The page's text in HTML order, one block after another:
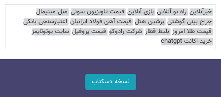
خبرآنلاین راه نو آنلاین بازی آنلاین قیمت تلویزیون سونی مبل مینیمال
جراح بینی گوشتی پرشین هتل قیمت آهن فولاد ایرانیان اعتبارسنجی بانکی
قیمت طلا امروز بلیط قطار شرکت رادوکو قیمت پروفیل سایت یوتوتایمز
خرید اکانت chatgpt
نسخه دسکتاپ